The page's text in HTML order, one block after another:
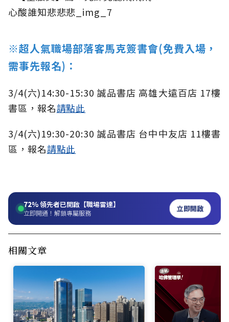
※超人氣職場部落客馬克簽書會(免費入場，
需事先報名) ：
3/4(六)14:30-15:30 誠品書店 高雄大遠百店 17樓
書區，報名請點此
3/4(六)19:30-20:30 誠品書店 台中中友店 11樓書
區，報名請點此
72%領先者已開啟【職場雷達】
立即開通！解鎖專屬服務 立即開啟
相關文章